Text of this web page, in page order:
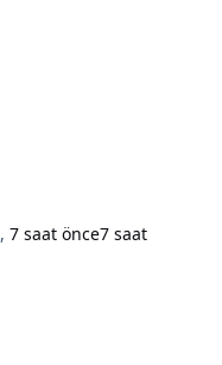
,7 saat önce7 saat